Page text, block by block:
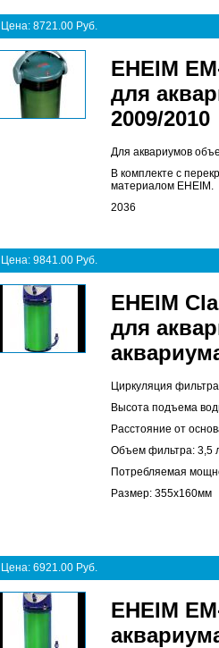
Цена: 8721.00 Руб.
EHEIM
для
2009/2010
Для аквариумов
В комплекте с
материалом EHEIM.
2036
Цена: 9841.00 Руб.
EHEIM
для
Циркуляция
Высота подъема
Расстояние от
Объем фильтра: 3,5
Потребляемая
Размер: 355x160мм
Цена: 6921.00 Руб.
EHEIM